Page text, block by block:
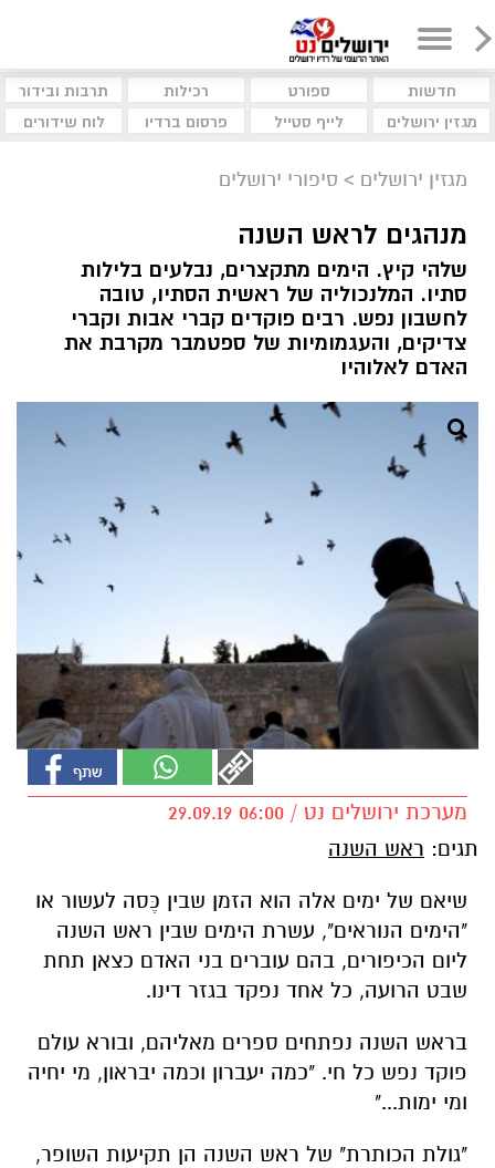
חדשות ספורט רכילות
תרבות ובידור
מגזין ירושלים
לייף סטייל פרסום ברדיו לוח שידורים
מגזין ירושלים > סיפורי ירושלים
מנהגים לראש השנה
שלהי קיץ. הימים מתקצרים, נבלעים בלילות
סתיו. המלנכוליה של ראשית הסתיו, טובה
לחשבון נפש. רבים פוקדים קברי אבות וקברי
צדיקים, והעגמומיות של ספטמבר מקרבת את
האדם לאלוהיו
מערכת ירושלים נט / 06:00 29.09.19
תגים: ראש השנה
שיאם של ימים אלה הוא הזמן שבין כֶּסה לעשור או
"הימים הנוראים", עשרת הימים שבין ראש השנה
ליום הכיפורים, בהם עוברים בני האדם כצאן תחת
שבט הרועה, כל אחד נפקד בגזר דינו.
בראש השנה נפתחים ספרים מאליהם, ובורא עולם
פוקד נפש כל חי. "כמה יעברון וכמה יבראון, מי יחיה
ומי ימות..."
"גולת הכותרת" של ראש השנה הן תקיעות השופר,